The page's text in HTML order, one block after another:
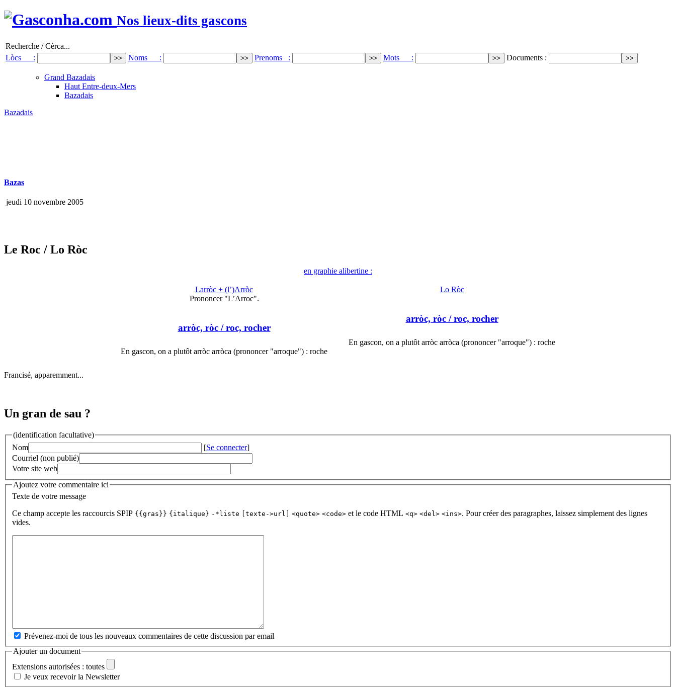
Nos lieux-dits gascons
Recherche / Cèrca...
Lòcs :
Noms : Prenoms : Mots : Documents :
Grand Bazadais
Haut Entre-deux-Mers
Bazadais
Bazadais
Bazas
jeudi 10 novembre 2005
Le Roc / Lo Ròc
en graphie alibertine :
Larròc + (l’)Arròc
Prononcer "L’Arroc".
arròc, ròc/ roc, rocher
En gascon, on a plutôt arròc arròca (prononcer "arroque") : roche
Lo Ròc
arròc, ròc/ roc, rocher
En gascon, on a plutôt arròc arròca (prononcer "arroque") : roche
Francisé, apparemment...
Un gran de sau ?
(identification facultative)
Nom
[Se connecter]
Courriel (non publié)
Votre site web
Ajoutez votre commentaire ici
Texte de votre message
Ce champ accepte les raccourcis SPIP {{gras}} {italique} -*liste [texte->url] <quote> <code> et le code HTML <q> <del> <ins>. Pour créer des paragraphes, laissez simplement des lignes
vides.
Prévenez-moi de tous les nouveaux commentaires de cette discussion par email
Ajouter un document
Extensions autorisées : toutes
Je veux recevoir la Newsletter